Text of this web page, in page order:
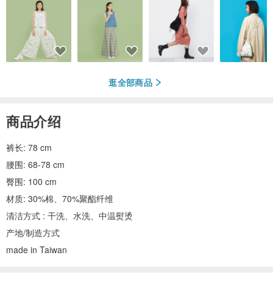
逛全部商品
商品介绍
裤长: 78 cm
腰围: 68-78 cm
臀围: 100 cm
材质: 30%棉、70%聚酯纤维
清洁方式 : 干洗、水洗、中温熨烫
产地/制造方式
made in Taiwan